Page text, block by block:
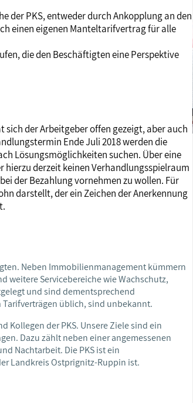
der PKS, entweder durch Ankopplung an den
einen eigenen Manteltarifvertrag für alle
die den Beschäftigten eine Perspektive
der Arbeitgeber offen gezeigt, aber auch
Ende Juli 2018 werden die
Lösungsmöglichkeiten suchen. Über eine
derzeit keinen Verhandlungsspielraum
der Bezahlung vornehmen zu wollen. Für
darstellt, der ein Zeichen der Anerkennung
Neben Immobilienmanagement kümmern
weitere Servicebereiche wie Wachschutz,
und sind dementsprechend
üblich, sind unbekannt.
der PKS. Unsere Ziele sind ein
Dazu zählt neben einer angemessenen
Nachtarbeit. Die PKS ist ein
Landkreis Ostprignitz-Ruppin ist.